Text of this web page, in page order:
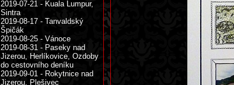
2019-07-21 - Kuala Lumpur,
Sintra
2019-08-17 - Tanvaldský
Špičák
2019-08-25 - Vánoce
2019-08-31 - Paseky nad
Jizerou, Herlíkovice, Ozdoby
do cestovního deníku
2019-09-01 - Rokytnice nad
Jizerou, Plešivec